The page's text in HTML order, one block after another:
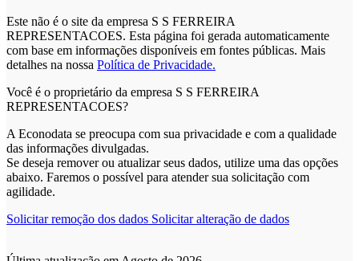
Este não é o site da empresa S S FERREIRA
REPRESENTACOES. Esta página foi gerada automaticamente
com base em informações disponíveis em fontes públicas. Mais
detalhes na nossa Política de Privacidade.
Você é o proprietário da empresa S S FERREIRA
REPRESENTACOES?
A Econodata se preocupa com sua privacidade e com a qualidade
das informações divulgadas.
Se deseja remover ou atualizar seus dados, utilize uma das opções
abaixo. Faremos o possível para atender sua solicitação com
agilidade.
Solicitar remoção dos dados Solicitar alteração de dados